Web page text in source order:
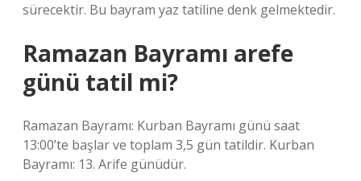
sürecektir. Bu bayram yaz tatiline denk gelmektedir.
Ramazan Bayramı arefe
günü tatil mi?
Ramazan Bayramı: Kurban Bayramı günü saat
13:00’te başlar ve toplam 3,5 gün tatildir. Kurban
Bayramı: 13. Arife günüdür.